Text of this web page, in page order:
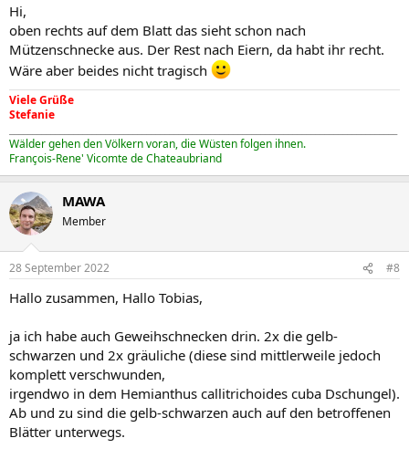
:
Hi,
oben rechts auf dem Blatt das sieht schon nach
Mützenschnecke aus. Der Rest nach Eiern, da habt ihr recht.
Wäre aber beides nicht tragisch
Viele Grüße
Stefanie
Wälder gehen den Völkern voran, die Wüsten folgen ihnen.
François-Rene' Vicomte de Chateaubriand
MAWA
Member
28 September 2022 #8
Hallo zusammen, Hallo Tobias,
ja ich habe auch Geweihschnecken drin. 2x die gelb-
schwarzen und 2x gräuliche (diese sind mittlerweile jedoch
komplett verschwunden,
irgendwo in dem Hemianthus callitrichoides cuba Dschungel).
Ab und zu sind die gelb-schwarzen auch auf den betroffenen
Blätter unterwegs.